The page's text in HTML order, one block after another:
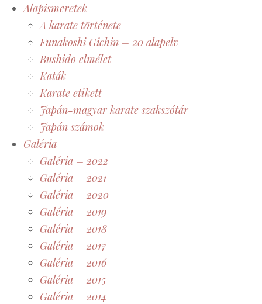
Alapismeretek
A karate története
Funakoshi Gichin – 20 alapelv
Bushido elmélet
Katák
Karate etikett
Japán-magyar karate szakszótár
Japán számok
Galéria
Galéria – 2022
Galéria – 2021
Galéria – 2020
Galéria – 2019
Galéria – 2018
Galéria – 2017
Galéria – 2016
Galéria – 2015
Galéria – 2014